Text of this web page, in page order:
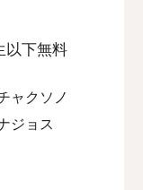
下無料
ャクソノ
ジョス